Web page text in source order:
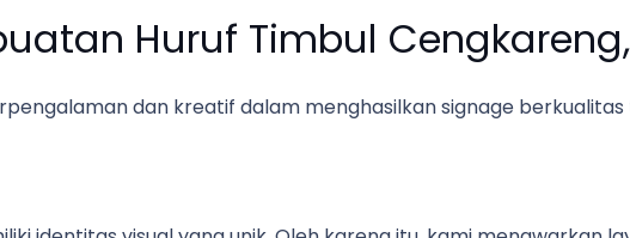
Huruf Timbul
dan kreatif dalam menghasilkan signage berkualitas